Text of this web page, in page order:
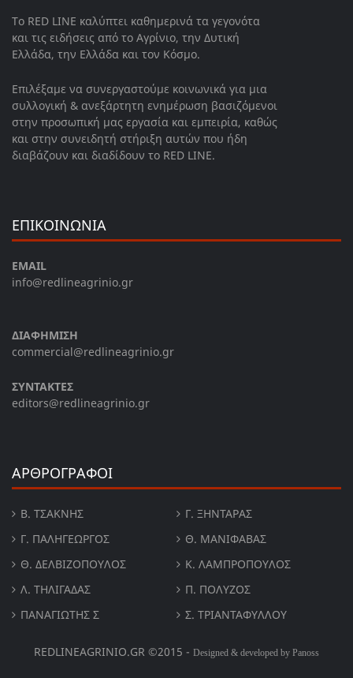
Το RED LINE καλύπτει καθημερινά τα γεγονότα
και τις ειδήσεις από το Αγρίνιο, την Δυτική
Ελλάδα, την Ελλάδα και τον Κόσμο.
Επιλέξαμε να συνεργαστούμε κοινωνικά για μια
συλλογική & ανεξάρτητη ενημέρωση βασιζόμενοι
στην προσωπική μας εργασία και εμπειρία, καθώς
και στην συνειδητή στήριξη αυτών που ήδη
διαβάζουν και διαδίδουν το RED LINE.
ΕΠΙΚΟΙΝΩΝΙΑ
EMAIL
info@redlineagrinio.gr
ΔΙΑΦΗΜΙΣΗ
commercial@redlineagrinio.gr
ΣΥΝΤΑΚΤΕΣ
editors@redlineagrinio.gr
ΑΡΘΡΟΓΡΑΦΟΙ
Β. ΤΣΆΚΝΗΣ
Γ. ΞΗΝΤΆΡΑΣ
Γ. ΠΑΛΗΓΕΏΡΓΟΣ
Θ. ΜΑΝΙΦΑΒΑΣ
Θ. ΔΕΛΒΙΖΌΠΟΥΛΟΣ
Κ. ΛΑΜΠΡΟΠΟΥΛΟΣ
Λ. ΤΗΛΙΓΑΔΑΣ
Π. ΠΟΛΎΖΟΣ
ΠΑΝΑΓΙΏΤΗΣ Σ
Σ. ΤΡΙΑΝΤΑΦΥΛΛΟΥ
REDLINEAGRINIO.GR ©2015 - Designed & developed by Panoss